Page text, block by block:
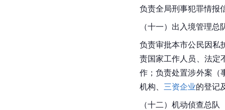
负责全局刑事犯罪情报
（十一）出入境管理
负责审批本市公民因私
责国家工作人员、法定
作；负责处置涉外案（
机构、 三资企业的登记
（十二）机动侦查总队